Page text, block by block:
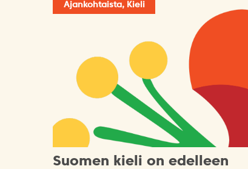
Ajankohtaista, Kieli
Suomen kieli on edelleen